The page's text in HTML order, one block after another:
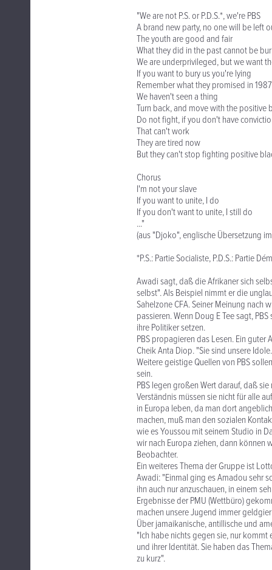
"We are not P.S. or P.D.S.*, we're PBS
A brand new party, no one will be left
The youth are good and fair
What they did in the past cannot be
We are underprivileged, but we want
If you want to bury us you're lying
Remember what they promised in
We haven't seen a thing
Turn back, and move with the
Do not fight, if you don't have
That can't work
They are tired now
But they can't stop fighting positive
Chorus
I'm not your slave
If you want to unite, I do
If you don't want to unite, I still do
..."
(aus "Djoko", englische Übersetzung
*P.S.: Partie Socialiste, P.D.S.: Partie
Awadi sagt, daß die Afrikaner sich
selbst". Als Beispiel nimmt er die
Sahelzone CFA. Seiner Meinung nach
passieren. Wenn Doug E Tee sagt,
ihre Politiker setzen.
PBS propagieren das Lesen. Ein guter
Cheik Anta Diop. "Sie sind unsere
Weitere geistige Quellen von PBS
sein.
PBS legen großen Wert darauf, daß
Verständnis müssen sie nicht für alle
in Europa leben, da man dort
machen, muß man den sozialen
wie es Youssou mit seinem Studio in
wir nach Europa ziehen, dann können
Beobachter.
Ein weiteres Thema der Gruppe ist
Awadi: "Einmal ging es Amadou sehr
ihn auch nur anzuschauen, in einem
Ergebnisse der PMU (Wettbüro)
machen unsere Jugend immer
Über jamaikanische, antillische und
"Ich habe nichts gegen sie, nur kommt
und ihrer Identität. Sie haben das
zu kurz".